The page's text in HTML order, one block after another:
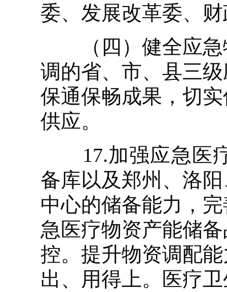
委、发展改革委、
（四）健全应急
调的省、市、县三
保通保畅成果，切
供应。
17.加强应急医疗
备库以及郑州、洛
中心的储备能力，
急医疗物资产能储
控。提升物资调配
出、用得上。医疗